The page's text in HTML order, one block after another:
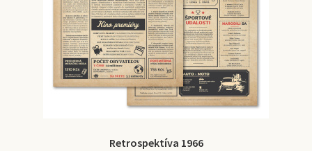
Retrospektíva 1966